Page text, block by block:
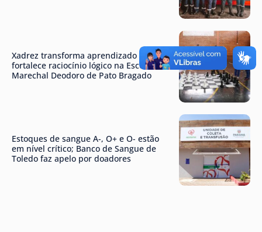
Xadrez transforma aprendizado e
fortalece raciocínio lógico na Escola
Marechal Deodoro de Pato Bragado
Estoques de sangue A-, O+ e O- estão
em nível crítico; Banco de Sangue de
Toledo faz apelo por doadores